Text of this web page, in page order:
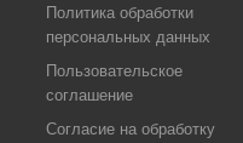
Политика обработки
персональных данных
Пользовательское
соглашение
Согласие на обработку